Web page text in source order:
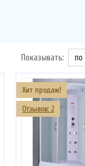
Показывать: по
Хит продаж!
Отзывов: 2